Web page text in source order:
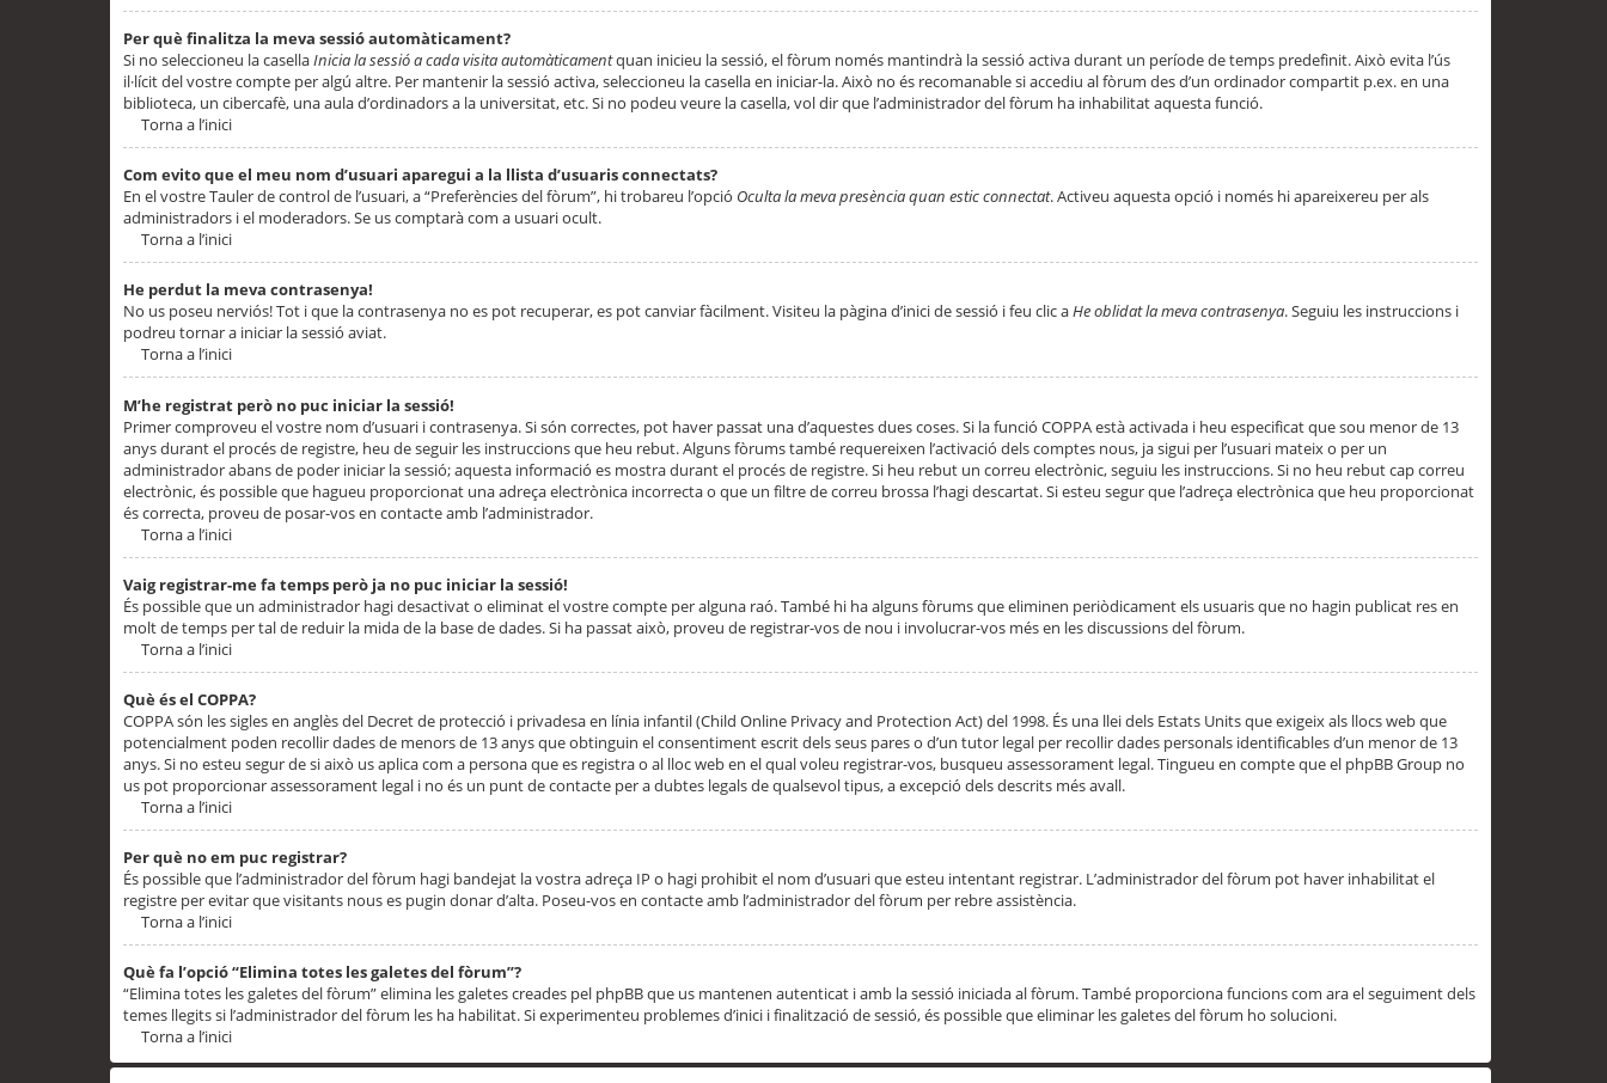
Per què finalitza la meva sessió automàticament?
Si no seleccioneu la casellaInicia la sessió a cada visita automàticamentquan inicieu la sessió, el fòrum només mantindrà la sessió activa durant un període de temps predefinit. Això evita l’ús
il·lícit del vostre compte per algú altre. Per mantenir la sessió activa, seleccioneu la casella en iniciar-la. Això no és recomanable si accediu al fòrum des d’un ordinador compartit p.ex. en una
biblioteca, un cibercafè, una aula d’ordinadors a la universitat, etc. Si no podeu veure la casella, vol dir que l’administrador del fòrum ha inhabilitat aquesta funció.
Torna a l’inici
Com evito que el meu nom d’usuari aparegui a la llista d’usuaris connectats?
En el vostre Tauler de control de l’usuari, a “Preferències del fòrum”, hi trobareu l’opció Oculta la meva presència quan estic connectat. Activeu aquesta opció i només hi apareixereu per als
administradors i el moderadors. Se us comptarà com a usuari ocult.
Torna a l’inici
He perdut la meva contrasenya!
No us poseu nerviós! Tot i que la contrasenya no es pot recuperar, es pot canviar fàcilment. Visiteu la pàgina d’inici de sessió i feu clic aHe oblidat la meva contrasenya. Seguiu les instruccions i
podreu tornar a iniciar la sessió aviat.
Torna a l’inici
M’he registrat però no puc iniciar la sessió!
Primer comproveu el vostre nom d’usuari i contrasenya. Si són correctes, pot haver passat una d’aquestes dues coses. Si la funció COPPA està activada i heu especificat que sou menor de 13
anys durant el procés de registre, heu de seguir les instruccions que heu rebut. Alguns fòrums també requereixen l’activació dels comptes nous, ja sigui per l’usuari mateix o per un
administrador abans de poder iniciar la sessió; aquesta informació es mostra durant el procés de registre. Si heu rebut un correu electrònic, seguiu les instruccions. Si no heu rebut cap correu
electrònic, és possible que hagueu proporcionat una adreça electrònica incorrecta o que un filtre de correu brossa l’hagi descartat. Si esteu segur que l’adreça electrònica que heu proporcionat
és correcta, proveu de posar-vos en contacte amb l’administrador.
Torna a l’inici
Vaig registrar-me fa temps però ja no puc iniciar la sessió!
És possible que un administrador hagi desactivat o eliminat el vostre compte per alguna raó. També hi ha alguns fòrums que eliminen periòdicament els usuaris que no hagin publicat res en
molt de temps per tal de reduir la mida de la base de dades. Si ha passat això, proveu de registrar-vos de nou i involucrar-vos més en les discussions del fòrum.
Torna a l’inici
Què és el COPPA?
COPPA són les sigles en anglès del Decret de protecció i privadesa en línia infantil (Child Online Privacy and Protection Act) del 1998. És una llei dels Estats Units que exigeix als llocs web que
potencialment poden recollir dades de menors de 13 anys que obtinguin el consentiment escrit dels seus pares o d’un tutor legal per recollir dades personals identificables d’un menor de 13
anys. Si no esteu segur de si això us aplica com a persona que es registra o al lloc web en el qual voleu registrar-vos, busqueu assessorament legal. Tingueu en compte que el phpBB Group no
us pot proporcionar assessorament legal i no és un punt de contacte per a dubtes legals de qualsevol tipus, a excepció dels descrits més avall.
Torna a l’inici
Per què no em puc registrar?
És possible que l’administrador del fòrum hagi bandejat la vostra adreça IP o hagi prohibit el nom d’usuari que esteu intentant registrar. L’administrador del fòrum pot haver inhabilitat el
registre per evitar que visitants nous es pugin donar d’alta. Poseu-vos en contacte amb l’administrador del fòrum per rebre assistència.
Torna a l’inici
Què fa l’opció “Elimina totes les galetes del fòrum”?
“Elimina totes les galetes del fòrum” elimina les galetes creades pel phpBB que us mantenen autenticat i amb la sessió iniciada al fòrum. També proporciona funcions com ara el seguiment dels
temes llegits si l’administrador del fòrum les ha habilitat. Si experimenteu problemes d’inici i finalització de sessió, és possible que eliminar les galetes del fòrum ho solucioni.
Torna a l’inici